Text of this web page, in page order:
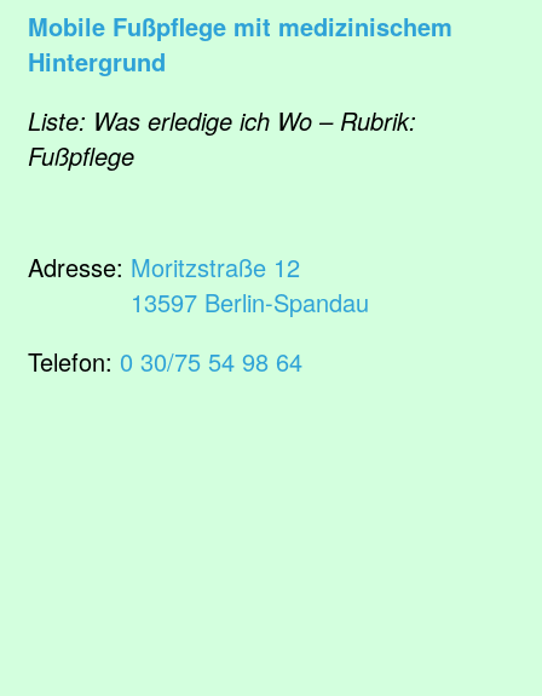
Mobile Fußpflege mit medizinischem
Hintergrund
Liste: Was erledige ich Wo – Rubrik:
Fußpflege
Adresse: Moritzstraße 12
13597 Berlin-Spandau
Telefon: 0 30/75 54 98 64